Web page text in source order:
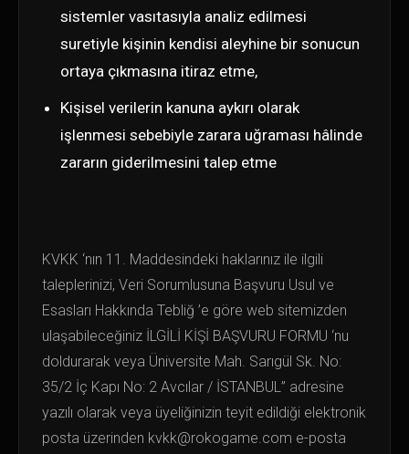
sistemler vasıtasıyla analiz edilmesi
suretiyle kişinin kendisi aleyhine bir sonucun
ortaya çıkmasına itiraz etme,
Kişisel verilerin kanuna aykırı olarak
işlenmesi sebebiyle zarara uğraması hâlinde
zararın giderilmesini talep etme
KVKK ‘nın 11. Maddesindeki haklarınız ile ilgili
taleplerinizi, Veri Sorumlusuna Başvuru Usul ve
Esasları Hakkında Tebliğ ’e göre web sitemizden
ulaşabileceğiniz İLGİLİ KİŞİ BAŞVURU FORMU ‘nu
doldurarak veya Üniversite Mah. Sarıgül Sk. No:
35/2 İç Kapı No: 2 Avcılar / İSTANBUL” adresine
yazılı olarak veya üyeliğinizin teyit edildiği elektronik
posta üzerinden kvkk@rokogame.com e-posta